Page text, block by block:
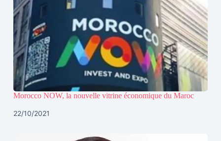
Morocco NOW, la nouvelle vitrine économique du Maroc
22/10/2021